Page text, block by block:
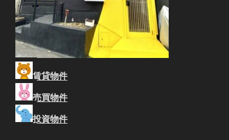
賃貸物件
売買物件
投資物件